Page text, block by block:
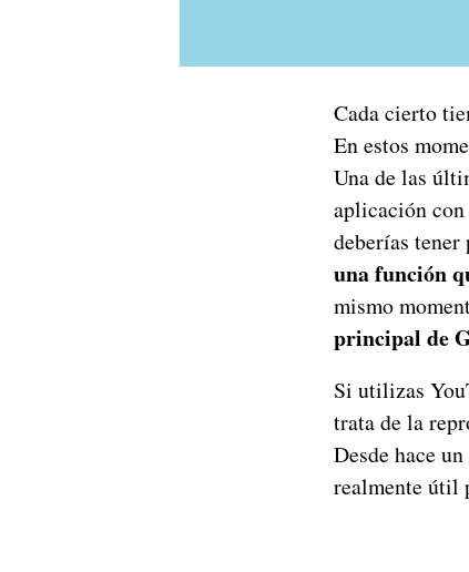
Cada cierto
En estos
Una de las
aplicación
deberías
una función
mismo
principal de
Si utilizas
trata de la
Desde hace
realmente útil